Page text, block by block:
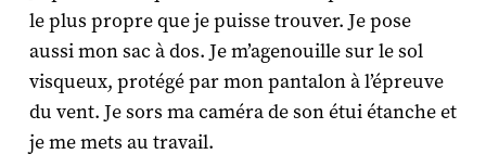
le plus propre que je puisse trouver. Je pose
aussi mon sac à dos. Je m’agenouille sur le sol
visqueux, protégé par mon pantalon à l’épreuve
du vent. Je sors ma caméra de son étui étanche et
je me mets au travail.